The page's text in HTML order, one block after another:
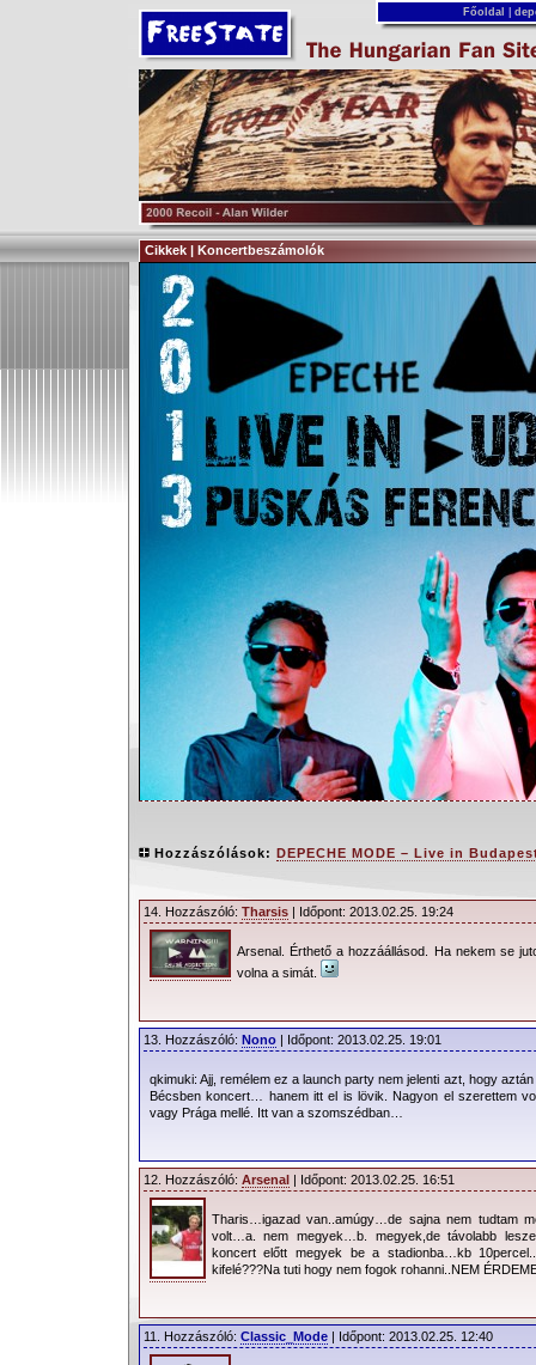
Főoldal
Cikkek | Koncertbeszámolók
Ismét Budapesten a depeCHe
kaphatóak a jegyek az együttes
26-ától a budapesti jegyek is
a cikkben a koncerttel
gyűjtöttük össze.
40.000 jegy vár gazdára, a színpad
már el is fogytak. A jegyárak
mozognak típustól függően.
Dátum: 2013.05.21.
Hozzászólások: DEPECHE MODE – Live in
14. Hozzászóló: Tharsis | Időpont: 2013.02.25. 19:24
Arsenal. Érthető a hozzáállásod. Ha nekem se
volna a simát.
13. Hozzászóló: Nono | Időpont: 2013.02.25. 19:01
qkimuki: Ajj, remélem ez a launch party nem jelenti azt, hogy
Bécsben koncert… hanem itt el is lövik. Nagyon el szerettem
vagy Prága mellé. Itt van a szomszédban…
12. Hozzászóló: Arsenal | Időpont: 2013.02.25. 16:51
Tharis…igazad van..amúgy…de sajna nem tudtam
volt…a. nem megyek…b. megyek,de távolabb
koncert előtt megyek be a stadionba…kb
kifelé???Na tuti hogy nem fogok rohanni..NEM
11. Hozzászóló: Classic_Mode | Időpont: 2013.02.25. 12:40